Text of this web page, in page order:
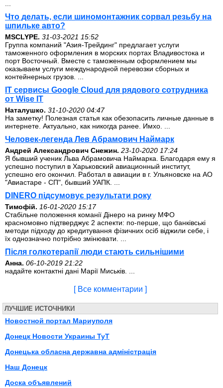
Что делать, если шиномонтажник сорвал резьбу на
шпильке авто?
MSCLYPE. 31-03-2021 15:52
Группа компаний "Азия-Трейдинг" предлагает услуги
таможенного оформления в морских портах Владивостока и
порт Восточный. Вместе с таможенным оформлением мы
оказываем услуги международной перевозки сборных и
контейнерных грузов. ...
IT сервисы Google Cloud для рядового сотрудника
от Wise IT
Наталушко. 31-10-2020 04:47
На заметку! Полезная статья как обезопасить личные данные в
интернете. Актуально, как никогда ранее. Имхо. ...
Человек-легенда Лев Абрамович Наймарк
Андрей Александрович Снежин. 23-10-2020 17:24
Я бывший ученик Льва Абрамовича Наймарка. Благодаря ему я
успешно поступил в Харьковский авиационный институт,
успешно его окончил. Работал в авиации в г. Ульяновске на АО
"Авиастаре - СП", бывший УАПК. ...
DINERO підсумовує результати року
Тимофій. 16-01-2020 15:17
Стабільне положення команії Дінеро на ринку МФО
красномовно підтверджує 2 аспекти: по-перше, що банківські
методи підходу до кредитування фізичних осіб віджили себе, і
їх однозначно потрібно змінювати. ...
Після голкотерапії люди стають сильнішими
Анна. 06-10-2019 21:22
надайте контактні дані Марії Миськів. ...
[ Все комментарии ]
ЛУЧШИЕ ИСТОЧНИКИ
Новостной портал Мариуполя
Донецк Новости Украины ТуТ
Донецька обласна державна адміністрація
Наш Донецк
Доска объявлений